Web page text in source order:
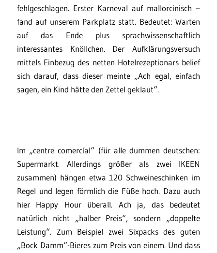
fehlgeschlagen. Erster Karneval auf mallorcinisch –
fand auf unserem Parkplatz statt. Bedeutet: Warten
auf das Ende plus sprachwissenschaftlich
interessantes Knöllchen. Der Aufklärungsversuch
mittels Einbezug des netten Hotelrezeptionars belief
sich darauf, dass dieser meinte „Ach egal, einfach
sagen, ein Kind hätte den Zettel geklaut“.
Im „centre comercíal“ (für alle dummen deutschen:
Supermarkt. Allerdings größer als zwei IKEEN
zusammen) hängen etwa 120 Schweineschinken im
Regel und legen förmlich die Füße hoch. Dazu auch
hier Happy Hour überall. Ach ja, das bedeutet
natürlich nicht „halber Preis“, sondern „doppelte
Leistung“. Zum Beispiel zwei Sixpacks des guten
„Bock Damm“-Bieres zum Preis von einem. Und dass